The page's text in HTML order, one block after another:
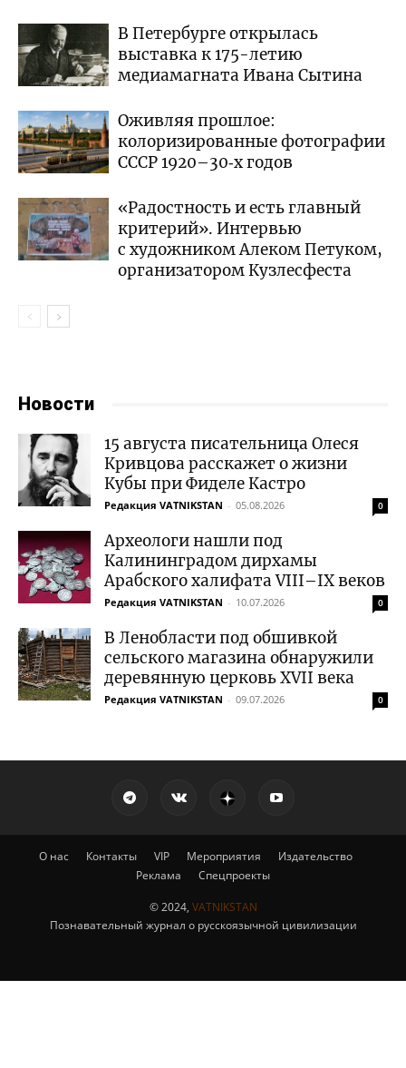
В Петербурге открылась
выставка к 175-летию
медиамагната Ивана Сытина
Оживляя прошлое:
колоризированные фотографии
СССР 1920–30‑х годов
«Радостность и есть главный
критерий». Интервью
с художником Алеком Петуком,
организатором Кузлесфеста
Новости
15 августа писательница Олеся
Кривцова расскажет о жизни
Кубы при Фиделе Кастро
Редакция VATNIKSTAN - 05.08.2026 0
Археологи нашли под
Калининградом дирхамы
Арабского халифата VIII–IX веков
Редакция VATNIKSTAN - 10.07.2026 0
В Ленобласти под обшивкой
сельского магазина обнаружили
деревянную церковь XVII века
Редакция VATNIKSTAN - 09.07.2026 0
О нас Контакты VIP Мероприятия
Издательство
Реклама
Спецпроекты
© 2024, VATNIKSTAN
Познавательный журнал о русскоязычной цивилизации